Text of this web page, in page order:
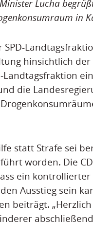
Lucha
in
hinsichtlich
die
statt Strafe sei
worden. Die
ein
Ausstieg sein
beiträgt.